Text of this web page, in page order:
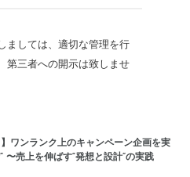
ワンランク上のキャンペーン企画を実
〜売上を伸ばす“発想と設計”の実践